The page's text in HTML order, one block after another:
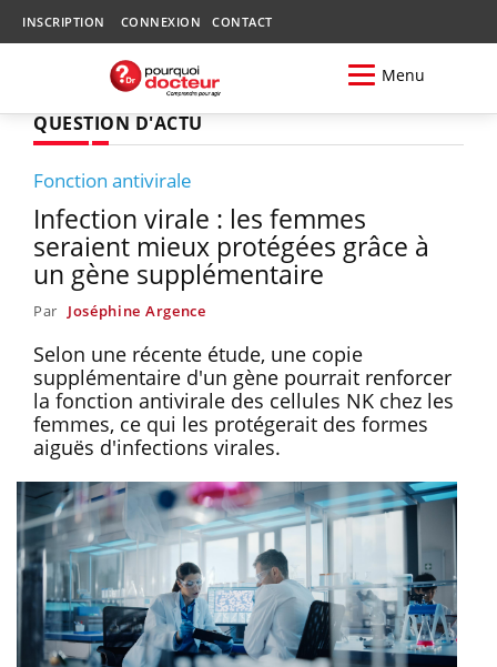
INSCRIPTION CONNEXION CONTACT
Menu
QUESTION D'ACTU
Fonction antivirale
Infection virale : les femmes
seraient mieux protégées grâce à
un gène supplémentaire
Par Joséphine Argence
Selon une récente étude, une copie
supplémentaire d'un gène pourrait renforcer
la fonction antivirale des cellules NK chez les
femmes, ce qui les protégerait des formes
aiguës d'infections virales.